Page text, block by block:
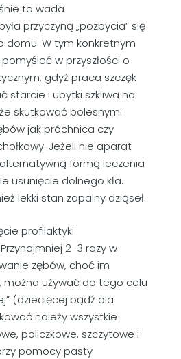
ta wada
przyczyną „pozbycia” się
domu. W tym konkretnym
w przyszłości o
gdyż praca szczęk
starcie i ubytki szkliwa na
skutkować bolesnymi
jak próchnica czy
Jeżeli nie aparat
formą leczenia
usunięcie dolnego kła.
lekki stan zapalny dziąseł.
profilaktyki
2-3 razy w
zębów, choć im
można używać do tego celu
(dziecięcej bądź dla
należy wszystkie
policzkowe, szczytowe i
pomocy pasty